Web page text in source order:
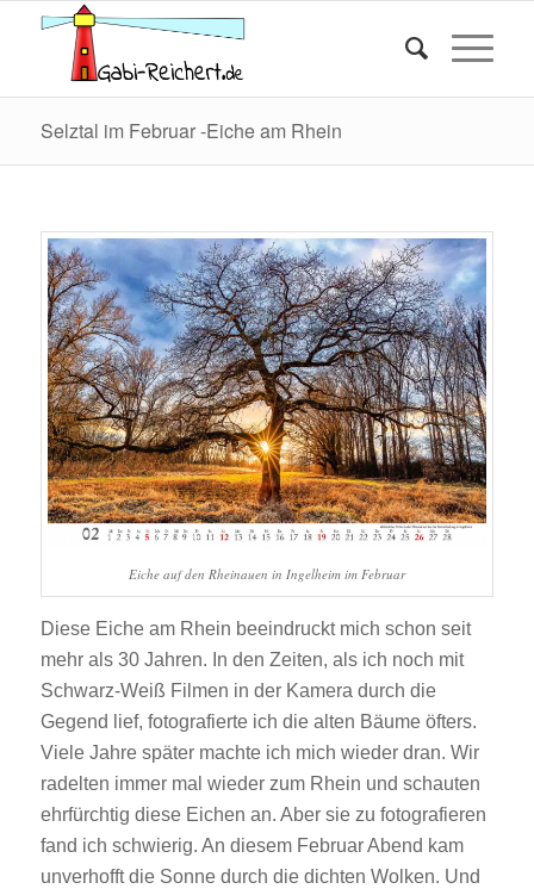
Selztal im Februar -Eiche am Rhein
Eiche auf den Rheinauen in Ingelheim im Februar
Diese Eiche am Rhein beeindruckt mich schon seit
mehr als 30 Jahren. In den Zeiten, als ich noch mit
Schwarz-Weiß Filmen in der Kamera durch die
Gegend lief, fotografierte ich die alten Bäume öfters.
Viele Jahre später machte ich mich wieder dran. Wir
radelten immer mal wieder zum Rhein und schauten
ehrfürchtig diese Eichen an. Aber sie zu fotografieren
fand ich schwierig. An diesem Februar Abend kam
unverhofft die Sonne durch die dichten Wolken. Und